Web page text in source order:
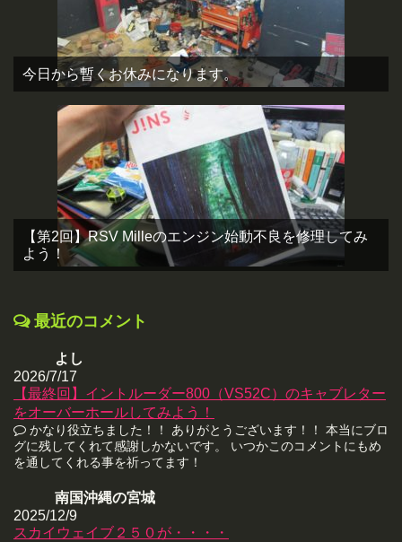
今日から暫くお休みになります。
【第2回】RSV Milleのエンジン始動不良を修理してみ
よう！
最近のコメント
よし
2026/7/17
【最終回】イントルーダー800（VS52C）のキャブレター
をオーバーホールしてみよう！
かなり役立ちました！！ ありがとうございます！！ 本当にブロ
グに残してくれて感謝しかないです。 いつかこのコメントにもめ
を通してくれる事を祈ってます！
南国沖縄の宮城
2025/12/9
スカイウェイブ２５０が・・・・